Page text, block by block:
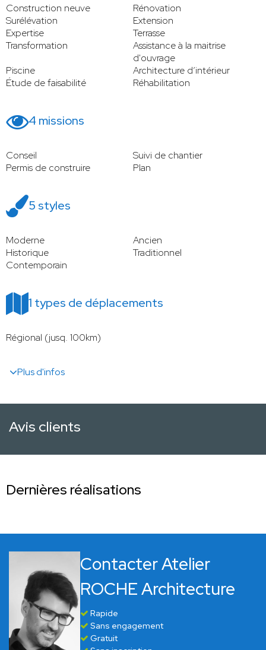
Construction neuve
Rénovation
Surélévation
Extension
Expertise
Terrasse
Transformation
Assistance à la maitrise
d'ouvrage
Piscine
Architecture d’intérieur
Étude de faisabilité
Réhabilitation
4 missions
Conseil
Suivi de chantier
Permis de construire
Plan
5 styles
Moderne
Ancien
Historique
Traditionnel
Contemporain
1 types de déplacements
Régional (jusq. 100km)
Plus d'infos
Avis clients
Dernières réalisations
Contacter Atelier
ROCHE Architecture
Rapide
Sans engagement
Gratuit